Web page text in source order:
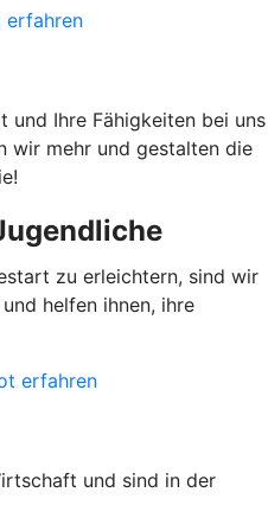
erfahren
und Ihre Fähigkeiten bei uns
wir mehr und gestalten die
zu erleichtern, sind wir
helfen ihnen, ihre
erfahren
und sind in der